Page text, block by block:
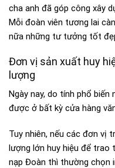
cha anh đã góp công xây
Mỗi đoàn viên tương lai
nữa những tư tưởng tốt
Đơn vị sản xuất huy
lượng
Ngày nay, do tính phổ
được ở bất kỳ cửa hàng
Tuy nhiên, nếu các đơn vị
lượng lớn huy hiệu để trao
nạp Đoàn thì thường chọn